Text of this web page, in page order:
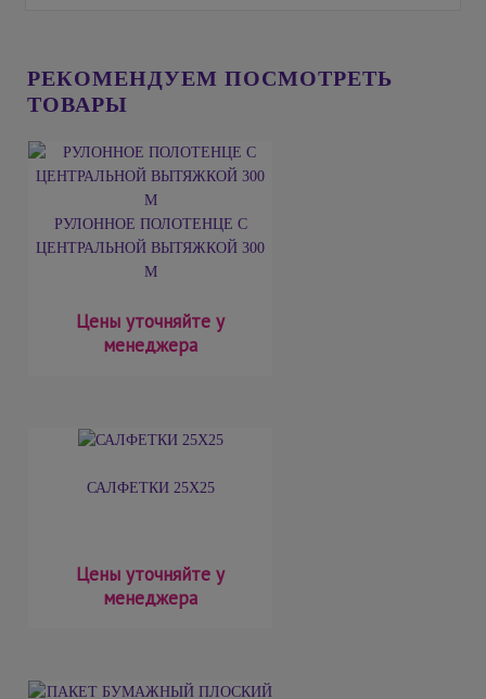
РЕКОМЕНДУЕМ ПОСМОТРЕТЬ
ТОВАРЫ
РУЛОННОЕ ПОЛОТЕНЦЕ С
ЦЕНТРАЛЬНОЙ ВЫТЯЖКОЙ 300
М
Цены уточняйте у
менеджера
САЛФЕТКИ 25Х25
Цены уточняйте у
менеджера